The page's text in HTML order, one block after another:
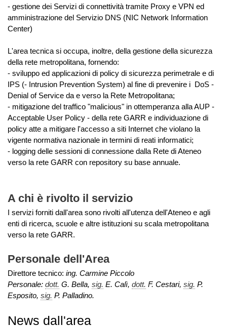
- gestione dei Servizi di connettività tramite Proxy e VPN ed
amministrazione del Servizio DNS (NIC Network Information
Center)
L'area tecnica si occupa, inoltre, della gestione della sicurezza
della rete metropolitana, fornendo:
- sviluppo ed applicazioni di policy di sicurezza perimetrale e di
IPS (- Intrusion Prevention System) al fine di prevenire i DoS -
Denial of Service da e verso la Rete Metropolitana;
- mitigazione del traffico "malicious" in ottemperanza alla AUP -
Acceptable User Policy - della rete GARR e individuazione di
policy atte a mitigare l'accesso a siti Internet che violano la
vigente normativa nazionale in termini di reati informatici;
- logging delle sessioni di connessione dalla Rete di Ateneo
verso la rete GARR con repository su base annuale.
A chi è rivolto il servizio
I servizi forniti dall'area sono rivolti all'utenza dell'Ateneo e agli
enti di ricerca, scuole e altre istituzioni su scala metropolitana
verso la rete GARR.
Personale dell'Area
Direttore tecnico: ing. Carmine Piccolo
Personale: dott. G. Bella, sig. E. Calì, dott. F. Cestari, sig. P.
Esposito, sig. P. Palladino.
News dall'area